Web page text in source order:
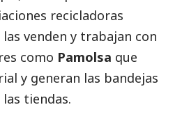
recicladoras
venden y trabajan con
como Pamolsa que
y generan las bandejas
las tiendas.